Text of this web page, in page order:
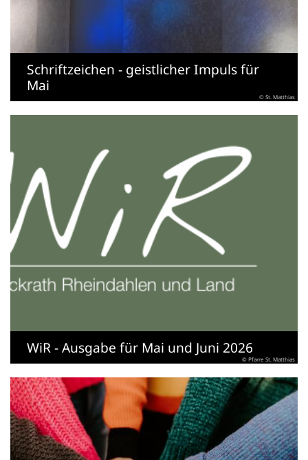
Schriftzeichen - geistlicher Impuls für
Mai
© St. Matthias
WiR - Ausgabe für Mai und Juni 2026
© Pfarre St. Matthias